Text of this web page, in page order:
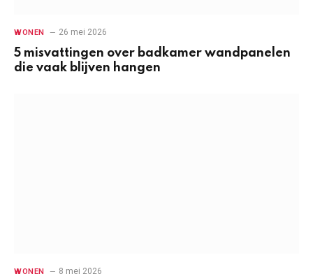
WONEN 26 mei 2026
5 misvattingen over badkamer wandpanelen
die vaak blijven hangen
WONEN 8 mei 2026